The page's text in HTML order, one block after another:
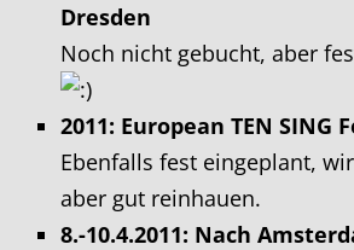
Dresden
Noch nicht gebucht, aber
2011: European TEN SING
Ebenfalls fest eingeplant,
aber gut reinhauen.
8.-10.4.2011: Nach